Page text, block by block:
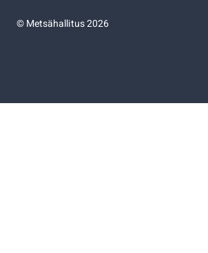
©Metsähallitus 2026